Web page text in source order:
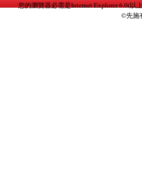
您的瀏覽器必需是Internet Explorer 6.0(以
©先施